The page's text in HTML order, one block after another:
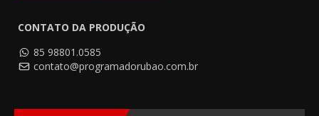
CONTATO DA PRODUÇÃO
85 98801.0585
contato@programadorubao.com.br